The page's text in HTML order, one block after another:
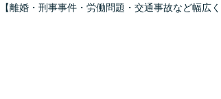
【離婚・刑事事件・労働問題・交通事故など幅広